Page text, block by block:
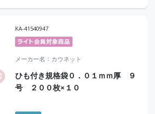
KA-41540947
メーカー名 カウネット
ひも付き規格袋０．０１ｍｍ厚 ９
号 ２００枚×１０